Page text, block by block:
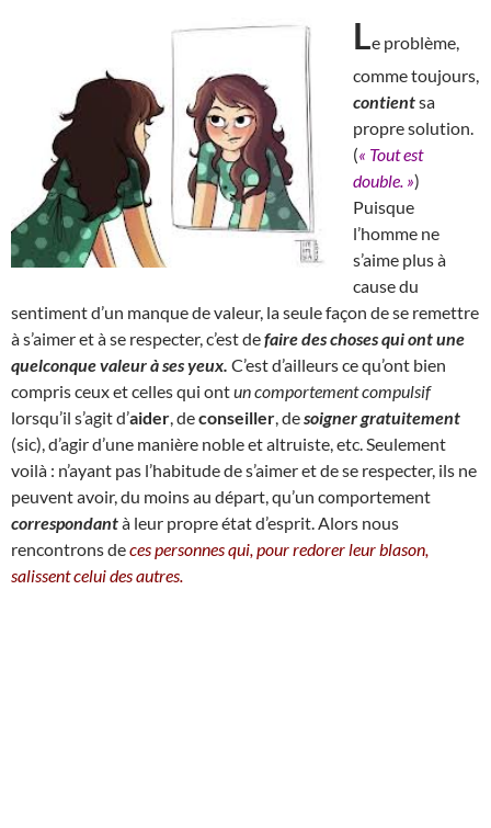
Le problème,
comme toujours,
contientsa
propre solution.
(« Tout est
double. »)
Puisque
l’homme ne
s’aime plus à
cause du
sentiment d’un manque de valeur, la seule façon de se remettre
à s’aimer et à se respecter, c’est defaire des choses qui ont une
quelconque valeur à ses yeux. C’est d’ailleurs ce qu’ont bien
compris ceux et celles qui ontun comportement compulsif
lorsqu’il s’agit d’aider , deconseiller , desoigner gratuitement
(sic), d’agir d’une manière noble et altruiste, etc. Seulement
voilà : n’ayant pas l’habitude de s’aimer et de se respecter, ils ne
peuvent avoir, du moins au départ, qu’un comportement
correspondantà leur propre état d’esprit. Alors nous
rencontrons deces personnes qui, pour redorer leur blason,
salissent celui des autres.